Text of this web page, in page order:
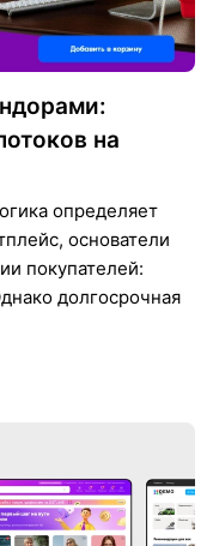
на
определяет
основатели
покупателей:
долгосрочная